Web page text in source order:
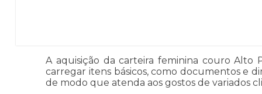
A aquisição da carteira feminina couro Alto
carregar itens básicos, como documentos e
de modo que atenda aos gostos de variados